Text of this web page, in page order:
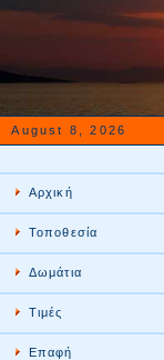
August 8, 2026
Αρχική
Τοποθεσία
Δωμάτια
Τιμές
Επαφή